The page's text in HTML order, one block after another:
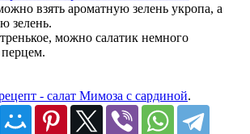
взять ароматную зелень укропа, а
зелень.
можно салатик немного
- салат Мимоза с сардиной.